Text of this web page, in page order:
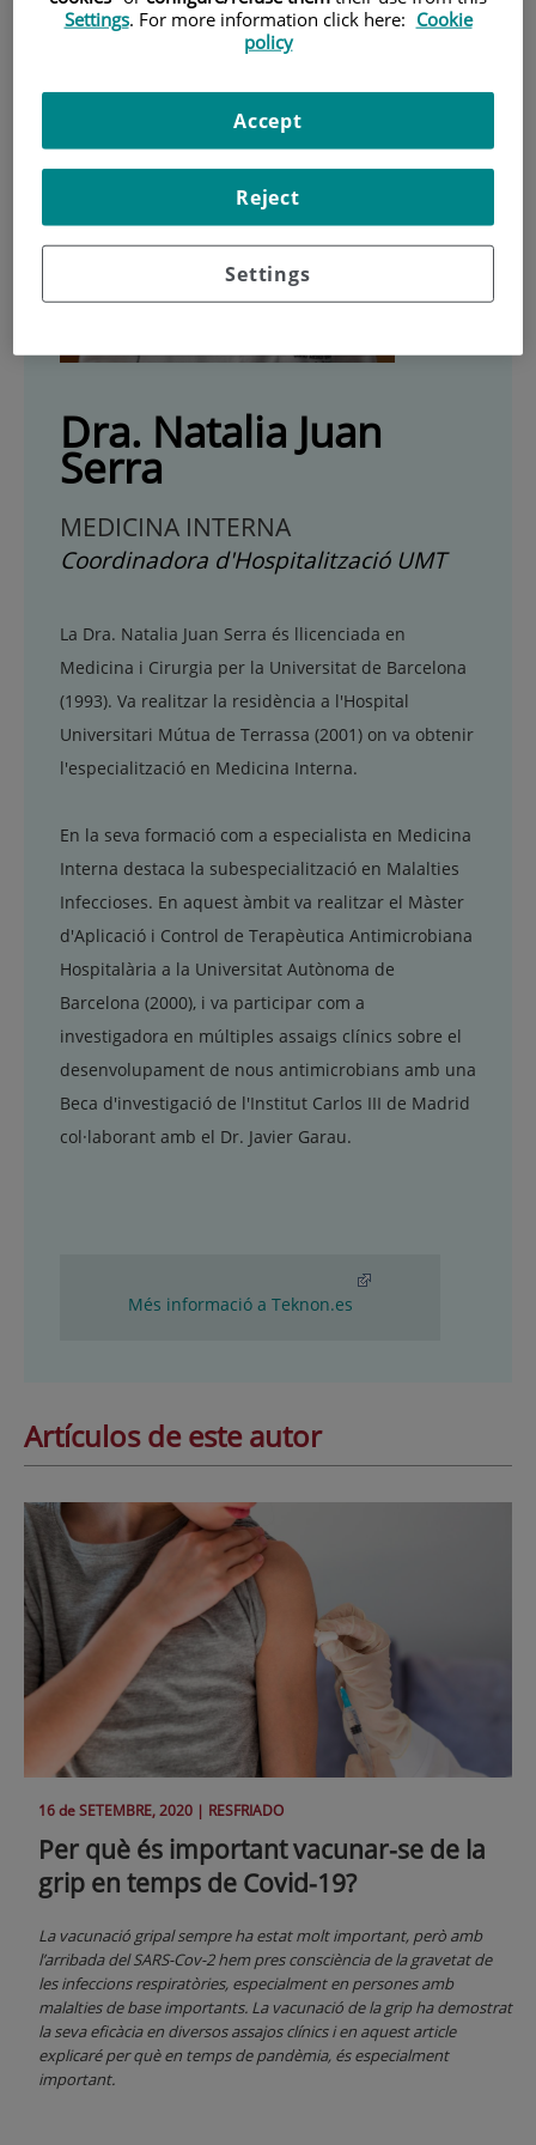
Dra. Natalia Juan
Serra
MEDICINA INTERNA
Coordinadora d'Hospitalització UMT
La Dra. Natalia Juan Serra és llicenciada en
Medicina i Cirurgia per la Universitat de Barcelona
(1993). Va realitzar la residència a l'Hospital
Universitari Mútua de Terrassa (2001) on va obtenir
l'especialització en Medicina Interna.
En la seva formació com a especialista en Medicina
Interna destaca la subespecialització en Malalties
Infeccioses. En aquest àmbit va realitzar el Màster
d'Aplicació i Control de Terapèutica Antimicrobiana
Hospitalària a la Universitat Autònoma de
Barcelona (2000), i va participar com a
investigadora en múltiples assaigs clínics sobre el
desenvolupament de nous antimicrobians amb una
Beca d'investigació de l'Institut Carlos III de Madrid
col·laborant amb el Dr. Javier Garau.
Més informació a Teknon.es
Artículos de este autor
16 deSETEMBRE, 2020 | RESFRIADO
Per què és important vacunar-se de la
grip en temps de Covid-19?
La vacunació gripal sempre ha estat molt important, però amb
l’arribada del SARS-Cov-2 hem pres consciència de la gravetat de
les infeccions respiratòries, especialment en persones amb
malalties de base importants. La vacunació de la grip ha demostrat
la seva eficàcia en diversos assajos clínics i en aquest article
explicaré per què en temps de pandèmia, és especialment
important.
Settings. For more information click here: Cookie
policy
Settings
Reject
Accept